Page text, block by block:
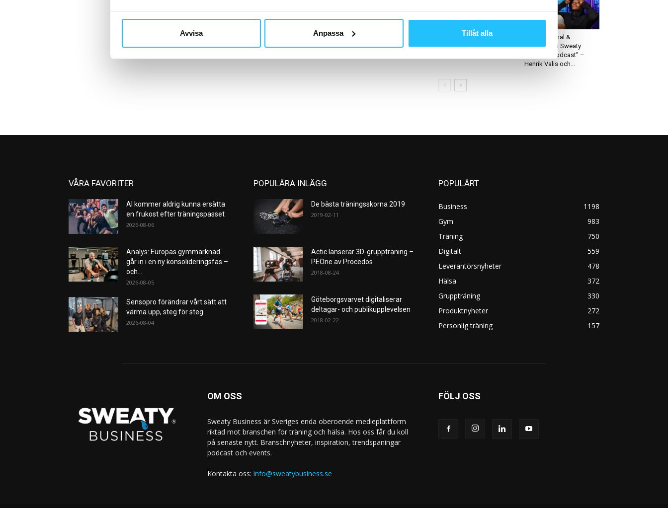
Avvisa Anpassa Tillåt alla
7 fitness tech trender från
2018 som kommer att
”Säsongsfinal &
stafettbyte i Sweaty
Business Podcast” –
Henrik Valis och...
VÅRA FAVORITER
AI kommer aldrig kunna ersätta
en frukost efter träningspasset
2026-08-06
Analys: Europas gymmarknad
går in i en ny konsolideringsfas –
och...
2026-08-05
Sensopro förändrar vårt sätt att
värma upp, steg för steg
2026-08-04
POPULÄRA INLÄGG
De bästa träningsskorna 2019
2019-02-11
Actic lanserar 3D-gruppträning –
PEOne av Procedos
2018-08-24
Göteborgsvarvet digitaliserar
deltagar- och publikupplevelsen
2018-02-22
POPULÄRT
Business
1198
Gym
983
Träning
750
Digitalt
559
Leverantörsnyheter
478
Hälsa
372
Gruppträning
330
Produktnyheter
272
Personlig träning
157
OM OSS
Sweaty Business är Sveriges enda oberoende medieplattform
riktad mot branschen för träning och hälsa. Hos oss får du koll
på senaste nytt. Branschnyheter, inspiration, trendspaningar
podcast och events.
Kontakta oss: info@sweatybusiness.se
FÖLJ OSS